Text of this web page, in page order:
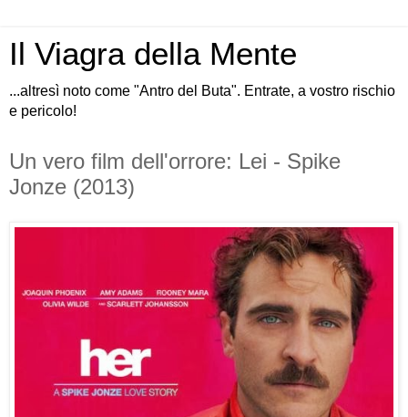
Il Viagra della Mente
...altresì noto come "Antro del Buta". Entrate, a vostro rischio
e pericolo!
Un vero film dell'orrore: Lei - Spike
Jonze (2013)